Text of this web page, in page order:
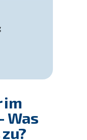
im
Was